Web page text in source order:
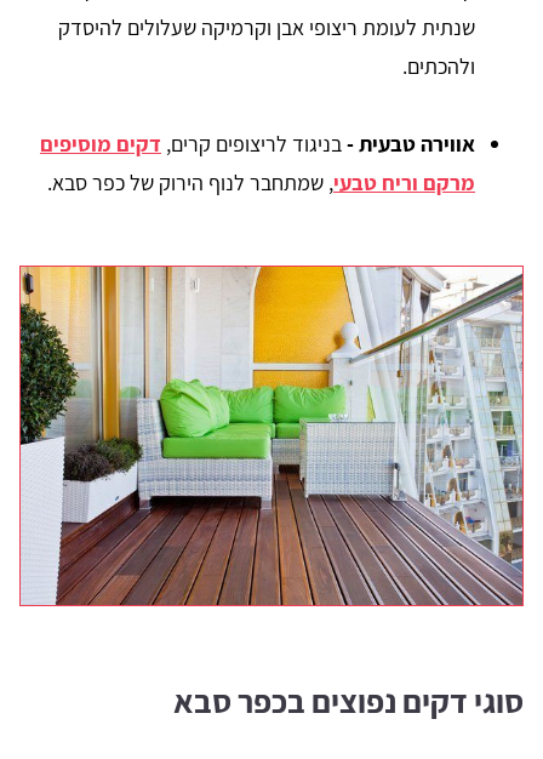
שנתית לעומת ריצופי אבן וקרמיקה שעלולים להיסדק
ולהכתים.
אווירה טבעית-בניגוד לריצופים קרים, דקים מוסיפים
מרקם וריח טבעי, שמתחבר לנוף הירוק של כפר סבא.
סוגי דקים נפוצים בכפר סבא